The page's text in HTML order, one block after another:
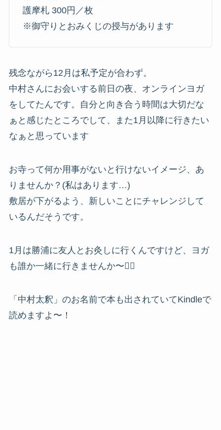
護摩札 300円／枚
※御守りとおみくじの授与があります
残念ながら12月は私予定が合わず。
中村さんにお会いする前日の夜、オンラインヨガ
をしてたんです。自分と向き合う時間は大切だな
ぁと感じたところでして、また1月以降に行きたい
なぁと思っています
お寺って何か用事がないと行けないイメージ、あ
りませんか？(私はあります…)
敷居が下がるよう、新しいことにチャレンジして
いるんだそうです。
1月は勝浦に友人とお灸しに行くんですけど、ヨガ
も誰か一緒に行きませんか〜🧘‍♀️
「中村太釈」のお名前で本も出されていてKindleで
読めますよ〜！